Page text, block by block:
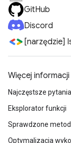
GitHub
Discord
[narzędzie]
Więcej informacji
Najczęstsze pytania
Eksplorator funkcji
Sprawdzone
Optymalizacja